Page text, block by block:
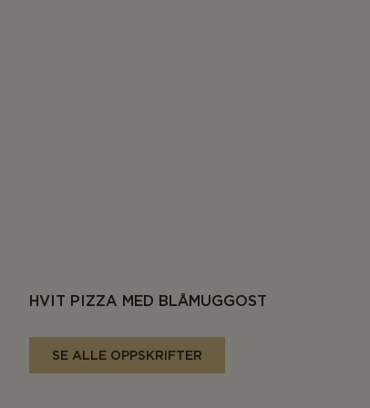
HVIT PIZZA MED BLÅMUGGOST
SE ALLE OPPSKRIFTER